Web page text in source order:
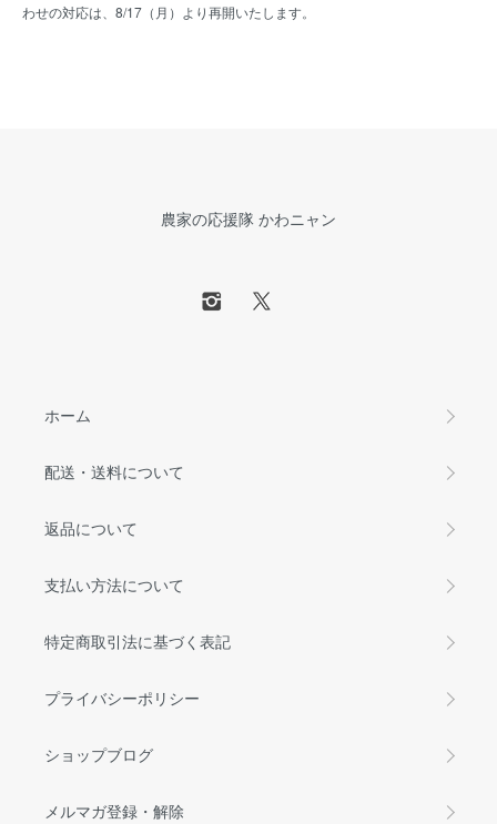
わせの対応は、8/17（月）より再開いたします。
農家の応援隊 かわニャン
ホーム
配送・送料について
返品について
支払い方法について
特定商取引法に基づく表記
プライバシーポリシー
ショップブログ
メルマガ登録・解除